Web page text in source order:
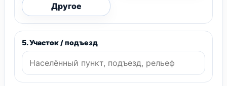
Другое
5. Участок / подъезд